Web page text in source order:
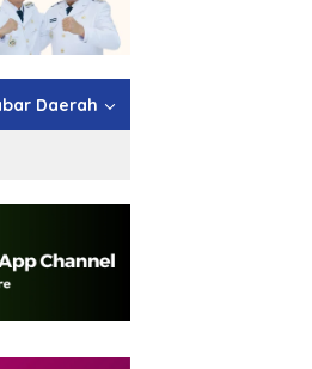
Daerah